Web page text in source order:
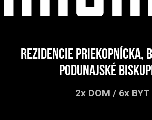
Rezidencie Priekopnícka,
Podunajské
2x DOM / 6x BYT